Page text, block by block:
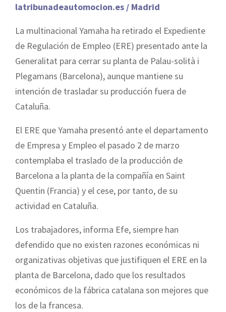
latribunadeautomocion.es / Madrid
La multinacional Yamaha ha retirado el Expediente
de Regulación de Empleo (ERE) presentado ante la
Generalitat para cerrar su planta de Palau-solità i
Plegamans (Barcelona), aunque mantiene su
intención de trasladar su producción fuera de
Cataluña.
El ERE que Yamaha presentó ante el departamento
de Empresa y Empleo el pasado 2 de marzo
contemplaba el traslado de la producción de
Barcelona a la planta de la compañía en Saint
Quentin (Francia) y el cese, por tanto, de su
actividad en Cataluña.
Los trabajadores, informa Efe, siempre han
defendido que no existen razones económicas ni
organizativas objetivas que justifiquen el ERE en la
planta de Barcelona, dado que los resultados
económicos de la fábrica catalana son mejores que
los de la francesa.